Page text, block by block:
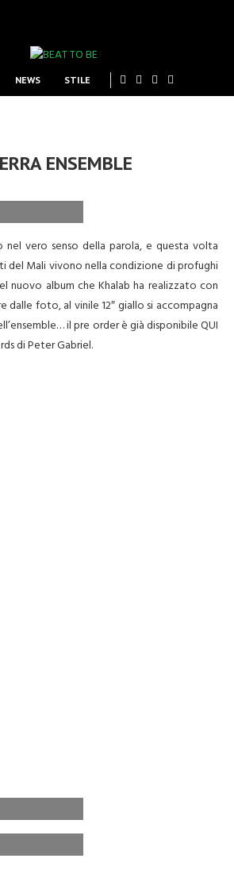
NEWS STILE
ENSEMBLE
nel vero senso della parola, e questa volta
del Mali vivono nella condizione di profughi
nuovo album che Khalab ha realizzato con
foto, al vinile 12″ giallo si accompagna
il pre order è già disponibile QUI
di Peter Gabriel.